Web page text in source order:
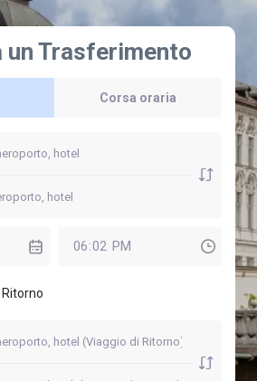
un Trasferimento
Corsa oraria